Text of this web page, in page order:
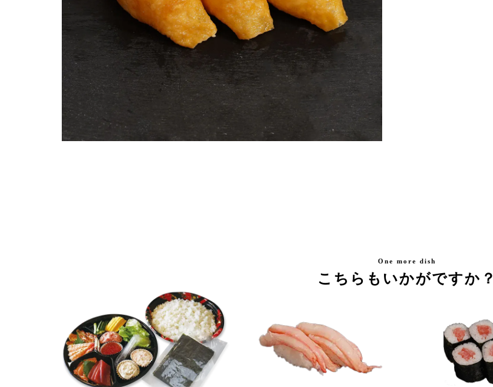
One more dish
こちらもいかがですか？